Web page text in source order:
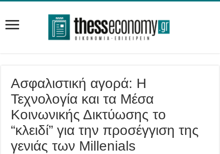
Ασφαλιστική αγορά: Η
Τεχνολογία και τα Μέσα
Κοινωνικής Δικτύωσης το
“κλειδί” για την προσέγγιση της
γενιάς των Millenials